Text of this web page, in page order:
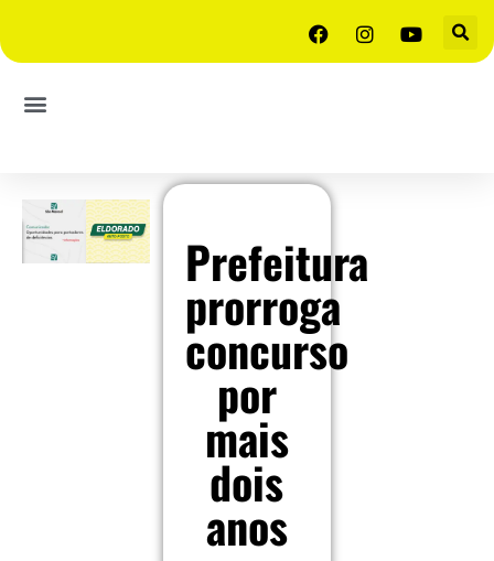
Prefeitura
prorroga
concurso
por
mais
dois
anos